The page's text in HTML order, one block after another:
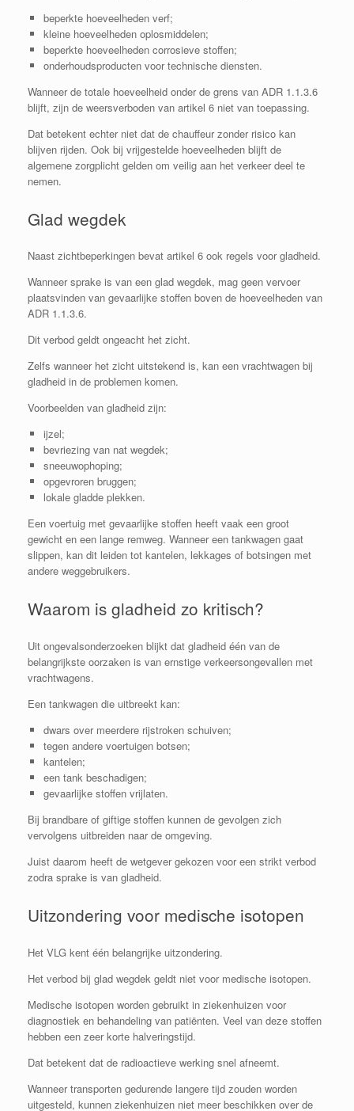
beperkte hoeveelheden verf;
kleine hoeveelheden oplosmiddelen;
beperkte hoeveelheden corrosieve stoffen;
onderhoudsproducten voor technische diensten.
Wanneer de totale hoeveelheid onder de grens van ADR 1.1.3.6
blijft, zijn de weersverboden van artikel 6 niet van toepassing.
Dat betekent echter niet dat de chauffeur zonder risico kan
blijven rijden. Ook bij vrijgestelde hoeveelheden blijft de
algemene zorgplicht gelden om veilig aan het verkeer deel te
nemen.
Glad wegdek
Naast zichtbeperkingen bevat artikel 6 ook regels voor gladheid.
Wanneer sprake is van een glad wegdek, mag geen vervoer
plaatsvinden van gevaarlijke stoffen boven de hoeveelheden van
ADR 1.1.3.6.
Dit verbod geldt ongeacht het zicht.
Zelfs wanneer het zicht uitstekend is, kan een vrachtwagen bij
gladheid in de problemen komen.
Voorbeelden van gladheid zijn:
ijzel;
bevriezing van nat wegdek;
sneeuwophoping;
opgevroren bruggen;
lokale gladde plekken.
Een voertuig met gevaarlijke stoffen heeft vaak een groot
gewicht en een lange remweg. Wanneer een tankwagen gaat
slippen, kan dit leiden tot kantelen, lekkages of botsingen met
andere weggebruikers.
Waarom is gladheid zo kritisch?
Uit ongevalsonderzoeken blijkt dat gladheid één van de
belangrijkste oorzaken is van ernstige verkeersongevallen met
vrachtwagens.
Een tankwagen die uitbreekt kan:
dwars over meerdere rijstroken schuiven;
tegen andere voertuigen botsen;
kantelen;
een tank beschadigen;
gevaarlijke stoffen vrijlaten.
Bij brandbare of giftige stoffen kunnen de gevolgen zich
vervolgens uitbreiden naar de omgeving.
Juist daarom heeft de wetgever gekozen voor een strikt verbod
zodra sprake is van gladheid.
Uitzondering voor medische isotopen
Het VLG kent één belangrijke uitzondering.
Het verbod bij glad wegdek geldt niet voor medische isotopen.
Medische isotopen worden gebruikt in ziekenhuizen voor
diagnostiek en behandeling van patiënten. Veel van deze stoffen
hebben een zeer korte halveringstijd.
Dat betekent dat de radioactieve werking snel afneemt.
Wanneer transporten gedurende langere tijd zouden worden
uitgesteld, kunnen ziekenhuizen niet meer beschikken over de